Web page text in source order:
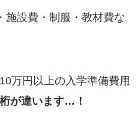
施設費・制服・教材費な
万円以上の入学準備費用
桁が違います… ！